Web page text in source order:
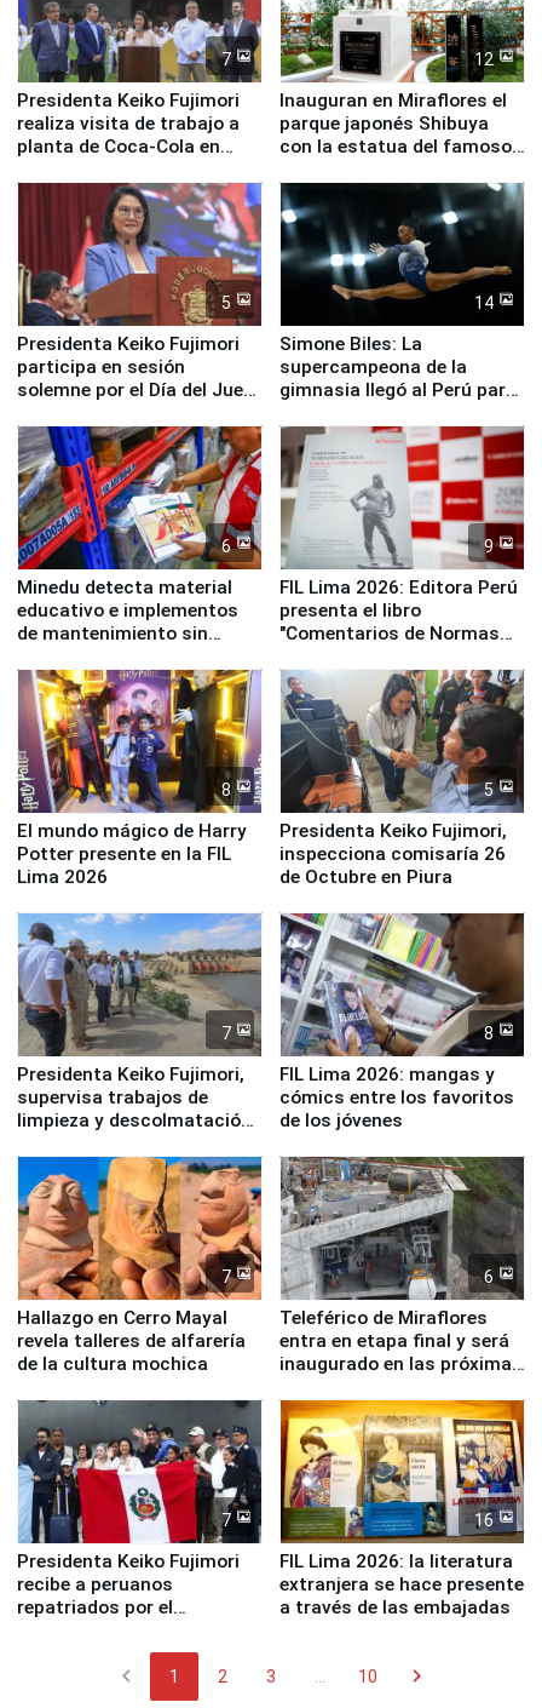
7
Presidenta Keiko Fujimori
realiza visita de trabajo a
planta de Coca-Cola en
12
Inauguran en Miraflores el
parque japonés Shibuya
con la estatua del famoso
5
Presidenta Keiko Fujimori
participa en sesión
solemne por el Día del Juez
14
Simone Biles: La
supercampeona de la
gimnasia llegó al Perú para
Panamericanos Lima 2027
6
Minedu detecta material
educativo e implementos
de mantenimiento sin
la UGEL 2
9
FIL Lima 2026: Editora Perú
presenta el libro
"Comentarios de Normas
Derecho Colectivo"
8
El mundo mágico de Harry
Potter presente en la FIL
Lima 2026
5
Presidenta Keiko Fujimori,
inspecciona comisaría 26
de Octubre en Piura
7
Presidenta Keiko Fujimori,
supervisa trabajos de
limpieza y descolmatación
8
FIL Lima 2026: mangas y
cómics entre los favoritos
de los jóvenes
7
Hallazgo en Cerro Mayal
revela talleres de alfarería
de la cultura mochica
6
Teleférico de Miraflores
entra en etapa final y será
inaugurado en las próximas
7
Presidenta Keiko Fujimori
recibe a peruanos
repatriados por el
16
FIL Lima 2026: la literatura
extranjera se hace presente
a través de las embajadas
chevron_left 1 2 3 10 chevron_right